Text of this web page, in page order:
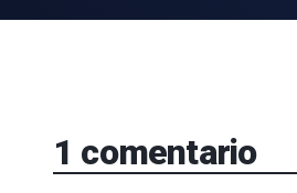
1 comentario